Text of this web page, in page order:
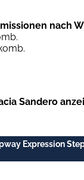
nach
Sandero
Expression